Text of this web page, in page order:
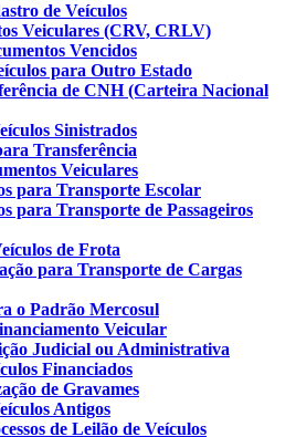
de Veículos
Veiculares (CRV, CRLV)
Vencidos
para Outro Estado
de CNH (Carteira Nacional
Sinistrados
Transferência
Veiculares
para Transporte Escolar
para Transporte de Passageiros
de Frota
para Transporte de Cargas
o Padrão Mercosul
Veicular
Judicial ou Administrativa
Financiados
de Gravames
Antigos
de Leilão de Veículos